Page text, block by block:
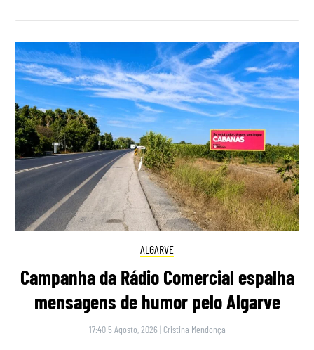
ALGARVE
Campanha da Rádio Comercial espalha
mensagens de humor pelo Algarve
17:40 5 Agosto, 2026 | Cristina Mendonça